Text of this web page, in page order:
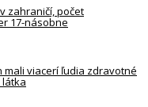
zahraničí, počet
17-násobne
mali viacerí ľudia zdravotné